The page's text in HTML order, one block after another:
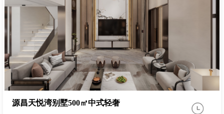
源昌天悦湾别墅500㎡中式轻奢